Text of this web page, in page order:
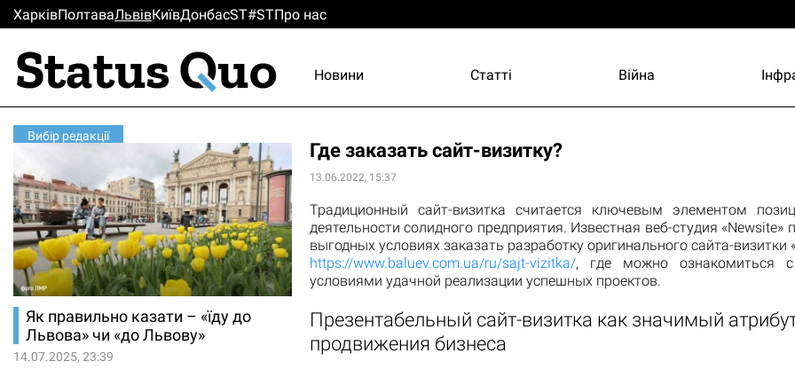
ХарківПолтаваЛьвiвКиïвДонбасST#STПро нас
Новини Статті Війна
Вибір редакції
Як правильно казати – «їду до
Львова» чи «до Львову»
14.07.2025, 23:39
Где заказать сайт-визитку?
13.06.2022, 15:37
Традиционный сайт-визитка считается ключевым элементом
деятельности солидного предприятия. Известная веб-студия «Newsite»
выгодных условиях заказать разработку оригинального сайта-визитки
https://www.baluev.com.ua/ru/sajt-vizitka/, где можно ознакомиться
условиями удачной реализации успешных проектов.
Презентабельный сайт-визитка как значимый
продвижения бизнеса